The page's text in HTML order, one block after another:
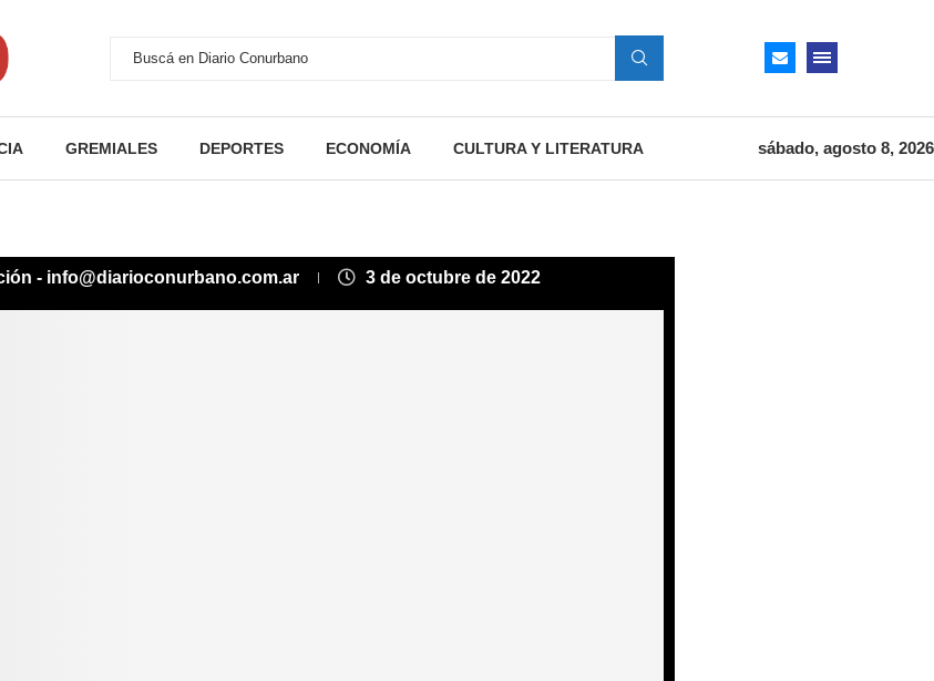
GREMIALES DEPORTES ECONOMÍA CULTURA Y LITERATURA sábado, agosto 8, 2026
- info@diarioconurbano.com.ar 3 de octubre de 2022